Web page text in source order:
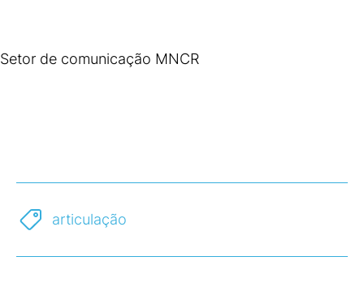
Setor de comunicação MNCR
articulação